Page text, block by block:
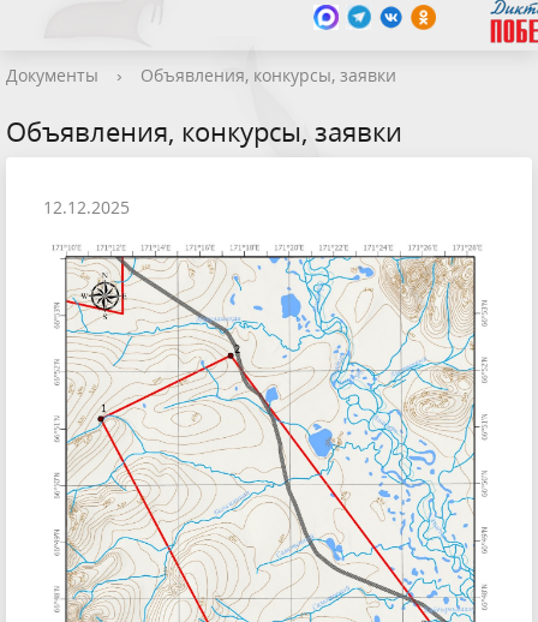
Документы › Объявления, конкурсы, заявки
Объявления, конкурсы, заявки
12.12.2025